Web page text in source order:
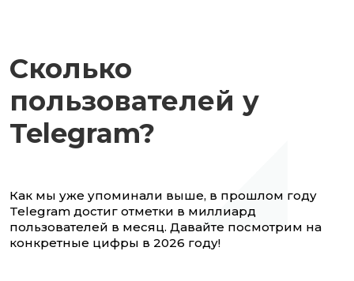
Сколько
пользователей у
Telegram?
Как мы уже упоминали выше, в прошлом году
Telegram достиг отметки в миллиард
пользователей в месяц. Давайте посмотрим на
конкретные цифры в 2026 году!